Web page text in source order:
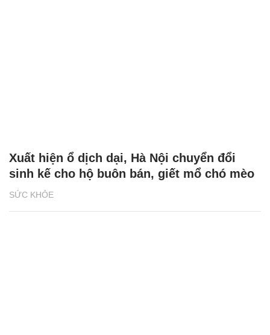
SỨC KHỎE
Xuất hiện ổ dịch dại, Hà Nội chuyển đổi
sinh kế cho hộ buôn bán, giết mổ chó mèo